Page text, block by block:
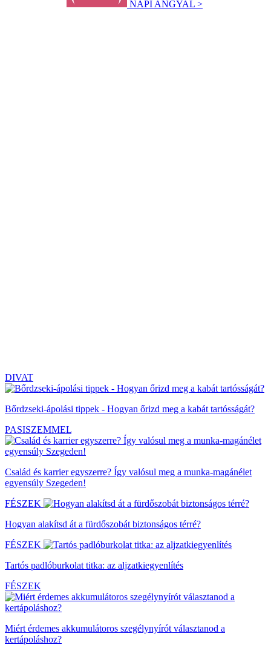
NAPI ANGYAL >
DIVAT
Bőrdzseki-ápolási tippek - Hogyan őrizd meg a kabát tartósságát?
PASISZEMMEL
Család és karrier egyszerre? Így valósul meg a munka-magánélet
egyensúly Szegeden!
FÉSZEK
Hogyan alakítsd át a fürdőszobát biztonságos térré?
FÉSZEK
Tartós padlóburkolat titka: az aljzatkiegyenlítés
FÉSZEK
Miért érdemes akkumulátoros szegélynyírót választanod a
kertápoláshoz?